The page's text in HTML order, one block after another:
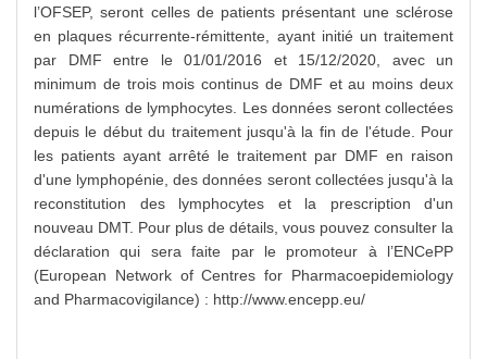
l’OFSEP, seront celles de patients présentant une sclérose
en plaques récurrente-rémittente, ayant initié un traitement
par DMF entre le 01/01/2016 et 15/12/2020, avec un
minimum de trois mois continus de DMF et au moins deux
numérations de lymphocytes. Les données seront collectées
depuis le début du traitement jusqu'à la fin de l'étude. Pour
les patients ayant arrêté le traitement par DMF en raison
d'une lymphopénie, des données seront collectées jusqu'à la
reconstitution des lymphocytes et la prescription d'un
nouveau DMT. Pour plus de détails, vous pouvez consulter la
déclaration qui sera faite par le promoteur à l’ENCePP
(European Network of Centres for Pharmacoepidemiology
and Pharmacovigilance) : http://www.encepp.eu/